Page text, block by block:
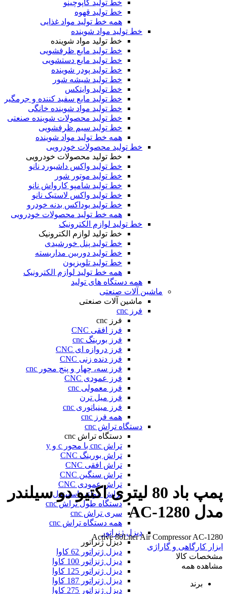
خط تولید کاپوچینو
خط تولید قهوه
همه خط تولید مواد غذایی
خط تولید مواد شوینده
خط تولید مواد شوینده
خط تولید مایع ظرفشویی
خط تولید مایع دستشویی
خط تولید پودر شوینده
خط تولید شیشه شور
خط تولید وایتکس
خط تولید مایع سفید کننده و جرمگیر
خط تولید مواد شوینده خانگی
خط تولید محصولات شوینده صنعتی
خط تولید سیم ظرفشویی
همه خط تولید مواد شوینده
خط تولید محصولات خودرویی
خط تولید محصولات خودرویی
خط تولید واکس داشبورد نانو
خط تولید موتور شور
خط تولید شامپو کارواش نانو
خط تولید واکس لاستیک نانو
خط تولید یوداکس بدنه خودرو
همه خط تولید محصولات خودرویی
خط تولید لوازم الکترونیک
خط تولید لوازم الکترونیک
خط تولید پنل خورشیدی
خط تولید دوربین مداربسته
خط تولید تلویزیون
همه خط تولید لوازم الکترونیک
همه دستگاه های تولید
ماشین آلات صنعتی
ماشین آلات صنعتی
فرز cnc
فرز cnc
فرز افقی CNC
فرز بورینگ cnc
فرز دروازه ای CNC
فرز دنده زنی CNC
فرز سه، چهار و پنج محور cnc
فرز عمودی CNC
فرز معمولی cnc
فرز میل ترن
فرز مینیاتوری cnc
همه فرز cnc
دستگاه تراش cnc
دستگاه تراش cnc
تراش cnc با محور c و y
تراش بورینگ CNC
تراش افقی CNC
تراش سنگین CNC
تراش عمودی CNC
تراش مولتی اسپیندل
دستگاه طول تراش cnc
سری تراش cnc
همه دستگاه تراش cnc
دیزل ژنراتور
دیزل ژنراتور
دیزل ژنراتور 62 کاوا
دیزل ژنزاتور 100 کاوا
دیزل ژنراتور 125 کاوا
دیزل ژنراتور 187 کاوا
دیزل ژنزاتور 275 کاوا
پمپ باد 80 لیتری اکتیو دو سیلندر
مدل AC-1280
Active 80Liter Air Compressor AC-1280
ابزار کارگاهی و گاراژی
مشخصات کالا
مشاهده همه
برند